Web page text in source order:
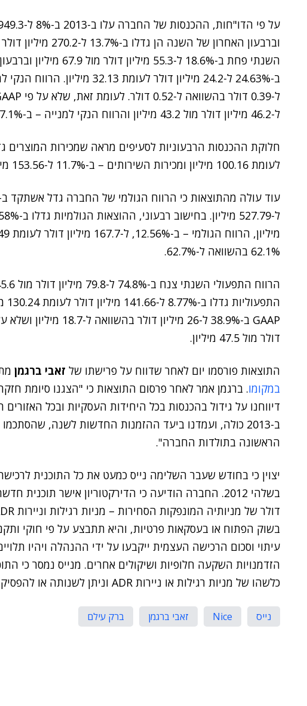
ל-46.2 מיליון דולר מול 43.2 מיליון והרווח הנקי למנייה – ב-7.1% ל-0.75 דולר לעומת 0.7 דולר.
לעומת 100.16 מיליון ומכירות השירותים – ב-11.7% ל-153.56 מיליון דולר בהשוואה ל-137.53 מיליון.
62.1% בהשוואה ל-62.7%.
דולר מול 47.5 מיליון.
התוצאות פורסמו יום לאחר שדווח על פרישתו של זאבי ברגמן
במקומו. ברגמן אמר לאחר פרסום התוצאות כי "הצגנו סיומת
דיווחנו על גידול בהכנסות בכל היחידות העסקיות ובכל האזורים
ב-2013 כולה, ועמדנו ביעד ההזמנות החדשות לשנה,
הראשונה בתולדות החברה".
יצוין כי בחודש שעבר השלימה נייס כמעט את כל התוכנית
בשוק הפתוח או בעסקאות פרטיות, והיא תתבצע על פי חוקי
עיתוי וסכום הרכישה העצמית ייקבעו על ידי ההנהלה ויהיו
הזדמנויות השקעה חלופיות ושיקולים אחרים. מנייס נמסר כי
כלשהו של מניות רגילות או ניירות ADR וניתן לשנותה או להפסיקה בכל עת, ללא הודעה מוקדמת.
נייס Nice זאבי ברגמן ברק עילם